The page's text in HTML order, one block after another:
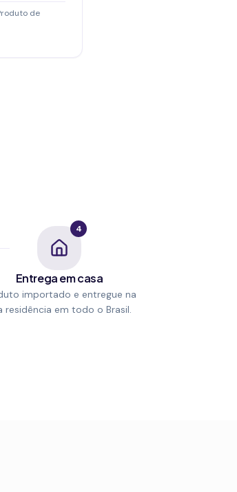
de
4
Entrega em casa
importado e entregue na
residência em todo o Brasil.